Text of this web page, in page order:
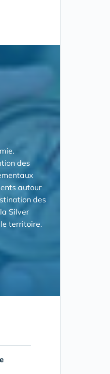
des
autour
des
Silver
territoire.